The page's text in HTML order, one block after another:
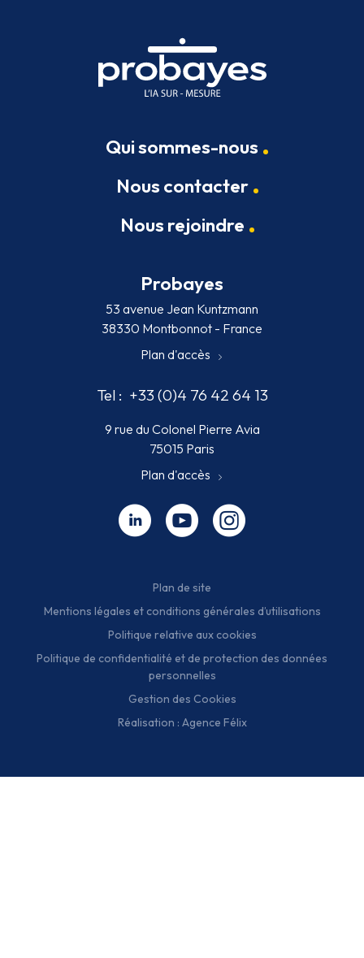
Qui sommes-nous
Nous contacter
Nous rejoindre
Probayes
53 avenue Jean Kuntzmann
38330 Montbonnot - France
Plan d'accès
Tel : +33 (0)4 76 42 64 13
9 rue du Colonel Pierre Avia
75015 Paris
Plan d'accès
Linkedin - nouvelle fenêtre
Youtube - nouvelle fenêtre
Instagram - nouvelle
Plan de site
Mentions légales et conditions générales d’utilisations
Politique relative aux cookies
Politique de confidentialité et de protection des données
personnelles
Gestion des Cookies
Réalisation : Agence Félix